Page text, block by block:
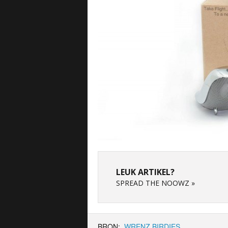
LEUK ARTIKEL?
SPREAD THE NOOWZ »